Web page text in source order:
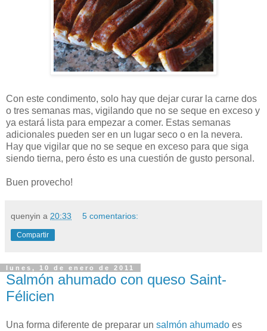
Con este condimento, solo hay que dejar curar la carne dos
o tres semanas mas, vigilando que no se seque en exceso y
ya estará lista para empezar a comer. Estas semanas
adicionales pueden ser en un lugar seco o en la nevera.
Hay que vigilar que no se seque en exceso para que siga
siendo tierna, pero ésto es una cuestión de gusto personal.
Buen provecho!
quenyin a 20:33 5 comentarios:
Compartir
lunes, 10 de enero de 2011
Salmón ahumado con queso Saint-
Félicien
Una forma diferente de preparar un salmón ahumado es